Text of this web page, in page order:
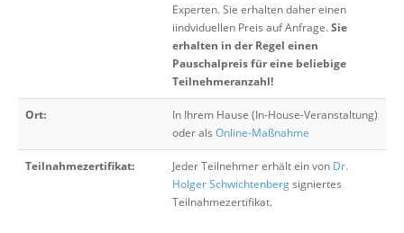
Experten. Sie erhalten daher einen
iindviduellen Preis auf Anfrage.Sie
erhalten in der Regel einen
Pauschalpreis für eine beliebige
Teilnehmeranzahl!
Ort:
In Ihrem Hause (In-House-Veranstaltung)
oder als Online-Maßnahme
Teilnahmezertifikat: Jeder Teilnehmer erhält ein von Dr.
Holger Schwichtenbergsigniertes
Teilnahmezertifikat.